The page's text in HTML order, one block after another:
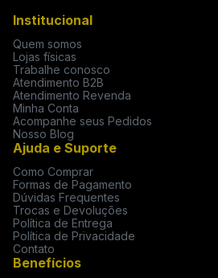
Institucional
Quem somos
Lojas físicas
Trabalhe conosco
Atendimento B2B
Atendimento Revenda
Minha Conta
Acompanhe seus Pedidos
Nosso Blog
Ajuda e Suporte
Como Comprar
Formas de Pagamento
Dúvidas Frequentes
Trocas e Devoluções
Política de Entrega
Política de Privacidade
Contato
Benefícios